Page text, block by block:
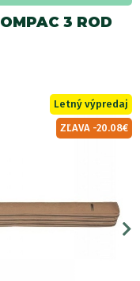
3 ROD
Letný výpredaj
ZĽAVA -20.08€